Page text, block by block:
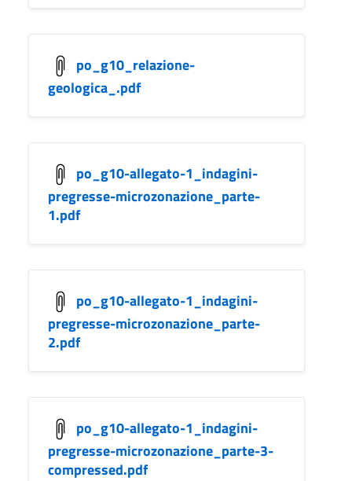
po_g10_relazione-
geologica_.pdf
po_g10-allegato-1_indagini-
pregresse-microzonazione_parte-
1.pdf
po_g10-allegato-1_indagini-
pregresse-microzonazione_parte-
2.pdf
po_g10-allegato-1_indagini-
pregresse-microzonazione_parte-3-
compressed.pdf